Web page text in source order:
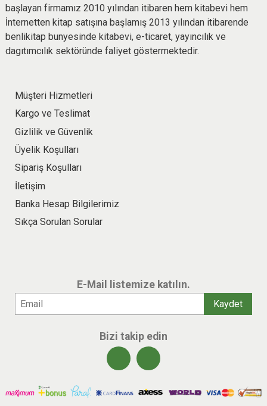
başlayan firmamız 2010 yılından itibaren hem kitabevi hem
İnternetten kitap satışına başlamış 2013 yılından itibarende
benlikitap bunyesinde kitabevi, e-ticaret, yayıncılık ve
dagıtımcılık sektöründe faliyet göstermektedir.
Müşteri Hizmetleri
Kargo ve Teslimat
Gizlilik ve Güvenlik
Üyelik Koşulları
Sipariş Koşulları
İletişim
Banka Hesap Bilgilerimiz
Sıkça Sorulan Sorular
E-Mail listemize katılın.
Bizi takip edin